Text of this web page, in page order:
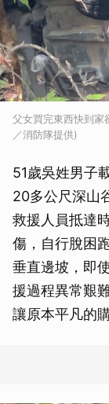
父女買完東西快到
／消防隊提供)
51歲吳姓男子
20多公尺深山
救援人員抵達
傷，自行脫困
垂直邊坡，即
援過程異常艱
讓原本平凡的